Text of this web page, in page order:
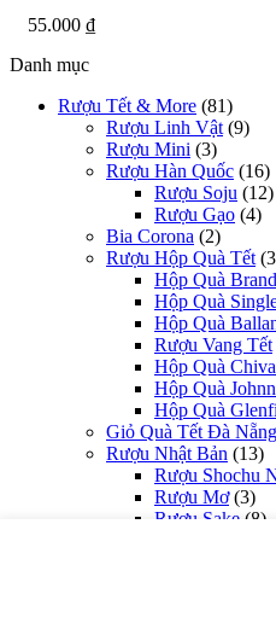
55.000 ₫
Danh mục
Rượu Tết & More (81)
Rượu Linh Vật (9)
Rượu Mini (3)
Rượu Hàn Quốc (16)
Rượu Soju (12)
Rượu Gạo (4)
Bia Corona (2)
Rượu Hộp Quà Tết
Hộp Quà
Hộp Quà
Hộp Quà
Rượu Vang Tết
Hộp Quà
Hộp Quà
Hộp Quà
Giỏ Quà Tết Đà Nẵng
Rượu Nhật Bản (13)
Rượu Shochu
Rượu Mơ (3)
Rượu Sake (8)